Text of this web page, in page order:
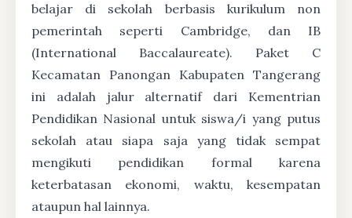
belajar di sekolah berbasis kurikulum non
pemerintah seperti Cambridge, dan IB
(International Baccalaureate). Paket C
Kecamatan Panongan Kabupaten Tangerang
ini adalah jalur alternatif dari Kementrian
Pendidikan Nasional untuk siswa/i yang putus
sekolah atau siapa saja yang tidak sempat
mengikuti pendidikan formal karena
keterbatasan ekonomi, waktu, kesempatan
ataupun hal lainnya.